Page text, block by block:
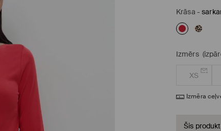
Krāsa -
Izmērs
XS
Izmēra
Šis